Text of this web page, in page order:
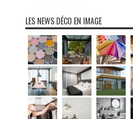
LES NEWS DÉCO EN IMAGE